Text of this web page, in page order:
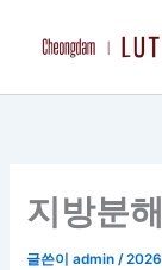
로
지방분
글쓴이admin/